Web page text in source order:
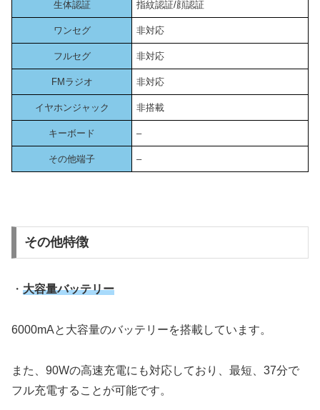
生体認証 指紋認証/顔認証
ワンセグ 非対応
フルセグ 非対応
FMラジオ 非対応
イヤホンジャック 非搭載
キーボード –
その他端子 –
その他特徴
・ 大容量バッテリー
6000mAと大容量のバッテリーを搭載しています。
また、90Wの高速充電にも対応しており、最短、37分で
フル充電することが可能です。